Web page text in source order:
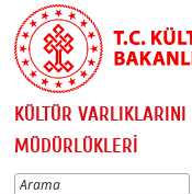
KÜLTÜR
MÜDÜRLÜKLERİ